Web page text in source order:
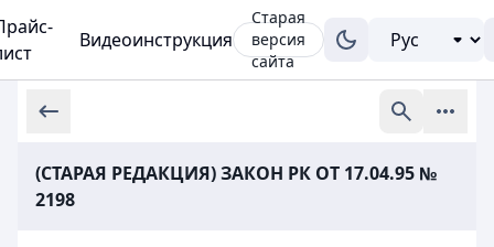
Видеоинструкция
Старая
версия
сайта
(СТАРАЯ РЕДАКЦИЯ) ЗАКОН РК ОТ 17.04.95 №
2198